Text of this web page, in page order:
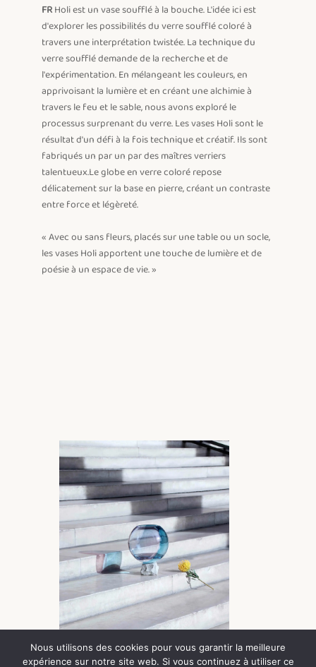
FR Holi est un vase soufflé à la bouche. L'idée ici est
d'explorer les possibilités du verre soufflé coloré à
travers une interprétation twistée. La technique du
verre soufflé demande de la recherche et de
l'expérimentation. En mélangeant les couleurs, en
apprivoisant la lumière et en créant une alchimie à
travers le feu et le sable, nous avons exploré le
processus surprenant du verre. Les vases Holi sont le
résultat d'un défi à la fois technique et créatif. Ils sont
fabriqués un par un par des maîtres verriers
talentueux.Le globe en verre coloré repose
délicatement sur la base en pierre, créant un contraste
entre force et légèreté.
« Avec ou sans fleurs, placés sur une table ou un socle,
les vases Holi apportent une touche de lumière et de
poésie à un espace de vie. »
Nous utilisons des cookies pour vous garantir la meilleure
expérience sur notre site web. Si vous continuez à utiliser ce